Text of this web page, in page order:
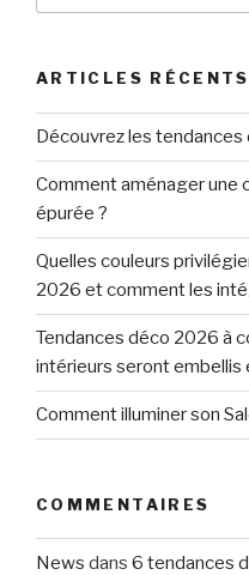
ARTICLES RÉCENTS
Découvrez les
Comment aménager une
épurée ?
Quelles couleurs
2026 et comment les
Tendances déco 2026 à
intérieurs seront embellis
Comment illuminer son
COMMENTAIRES
News dans 6 tendances